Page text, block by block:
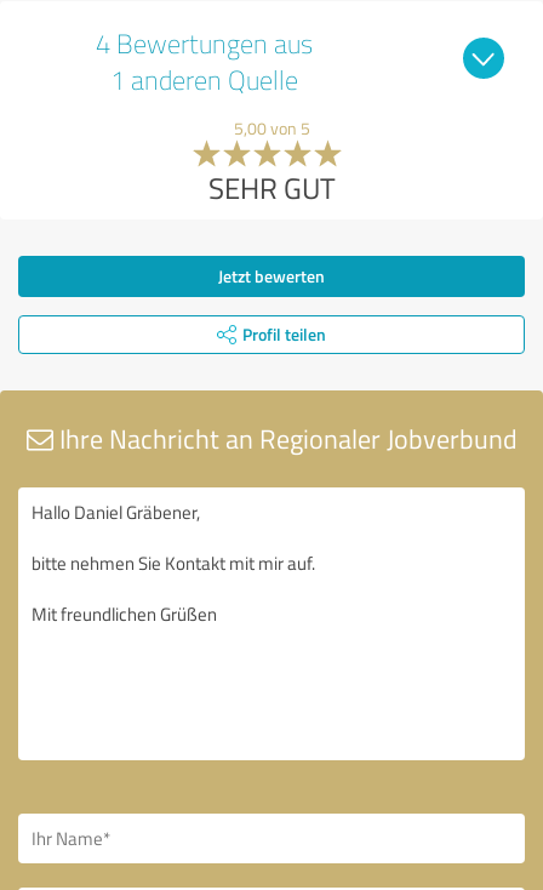
4 Bewertungen aus
1 anderen Quelle
5,00 von 5
SEHR GUT
Jetzt bewerten
Profil teilen
Ihre Nachricht an Regionaler Jobverbund